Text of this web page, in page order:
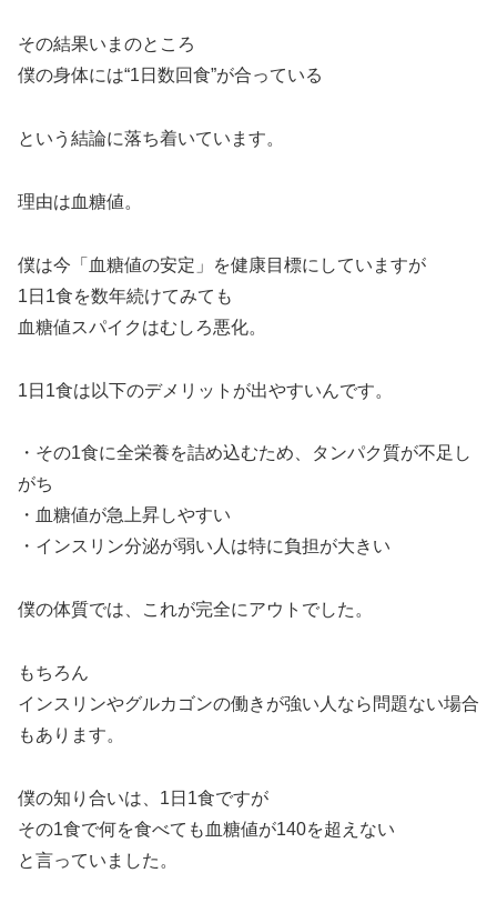
その結果いまのところ
僕の身体には“1日数回食”が合っている
という結論に落ち着いています。
理由は血糖値。
僕は今「血糖値の安定」を健康目標にしていますが
1日1食を数年続けてみても
血糖値スパイクはむしろ悪化。
1日1食は以下のデメリットが出やすいんです。
・その1食に全栄養を詰め込むため、タンパク質が不足し
がち
・血糖値が急上昇しやすい
・インスリン分泌が弱い人は特に負担が大きい
僕の体質では、これが完全にアウトでした。
もちろん
インスリンやグルカゴンの働きが強い人なら問題ない場合
もあります。
僕の知り合いは、1日1食ですが
その1食で何を食べても血糖値が140を超えない
と言っていました。